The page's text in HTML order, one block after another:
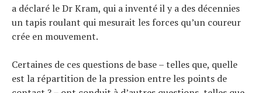
a déclaré le Dr Kram, qui a inventé il y a des décennies
un tapis roulant qui mesurait les forces qu’un coureur
crée en mouvement.
Certaines de ces questions de base – telles que, quelle
est la répartition de la pression entre les points de